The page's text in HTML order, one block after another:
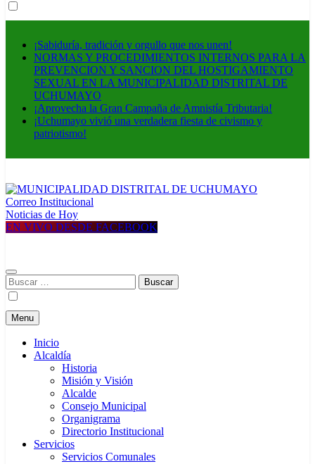
¡Sabiduría, tradición y orgullo que nos unen!
NORMAS Y PROCEDIMIENTOS INTERNOS PARA LA
PREVENCION Y SANCION DEL HOSTIGAMIENTO
SEXUAL EN LA MUNICIPALIDAD DISTRITAL DE
UCHUMAYO
¡Aprovecha la Gran Campaña de Amnistía Tributaria!
¡Uchumayo vivió una verdadera fiesta de civismo y
patriotismo!
MUNICIPALIDAD DISTRITAL DE UCHUMAYO
Construyendo una nueva Historia
Correo Institucional
Noticias de Hoy
EN VIVO DESDE FACEBOOK
Buscar:
Menu
Inicio
Alcaldía
Historia
Misión y Visión
Alcalde
Consejo Municipal
Organigrama
Directorio Institucional
Servicios
Servicios Comunales